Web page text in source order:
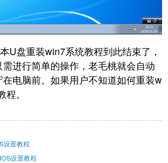
U盘重装win7系统教程到此结束了，
进行简单的操作，老毛桃就会自动
电脑前。如果用户不知道如何重装w
。
设置教程
设置教程